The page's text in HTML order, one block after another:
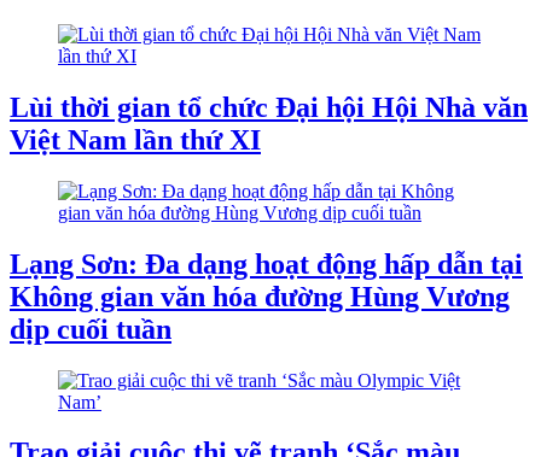
Lùi thời gian tổ chức Đại hội Hội Nhà văn
Việt Nam lần thứ XI
Lạng Sơn: Đa dạng hoạt động hấp dẫn tại
Không gian văn hóa đường Hùng Vương
dịp cuối tuần